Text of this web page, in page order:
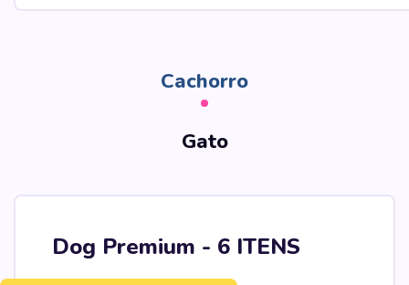
Cachorro
Gato
Dog Premium - 6 ITENS